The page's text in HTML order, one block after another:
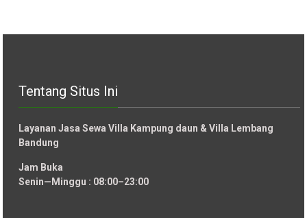
Tentang Situs Ini
Layanan Jasa Sewa Villa Kampung daun & Villa Lembang
Bandung
Jam Buka
Senin—Minggu : 08:00–23:00